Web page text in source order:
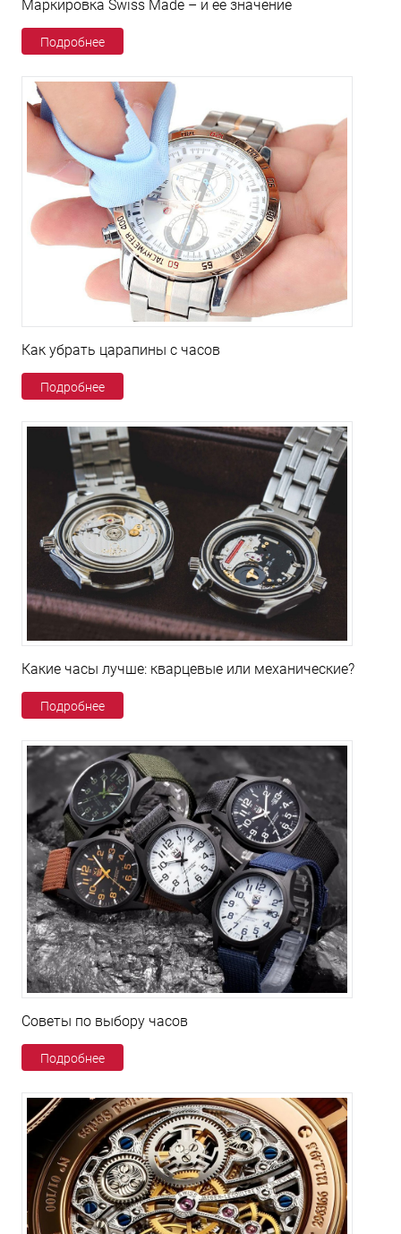
Маркировка Swiss Made – и ее значение
Подробнее
Как убрать царапины с часов
Подробнее
Какие часы лучше: кварцевые или механические?
Подробнее
Советы по выбору часов
Подробнее